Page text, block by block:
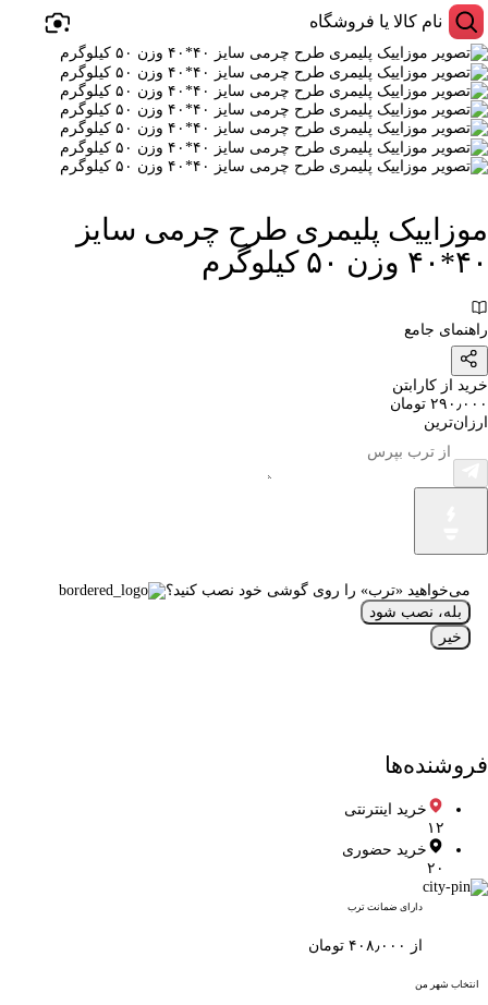
موزاییک پلیمری طرح چرمی سایز
۴۰*۴۰ وزن ۵۰ کیلوگرم
راهنمای جامع
خرید از کارابتن
۲۹۰٫۰۰۰ تومان
ارزان‌ترین
می‌خواهید «ترب» را روی گوشی خود نصب کنید؟
بله، نصب شود
خیر
فروشنده‌ها
خرید اینترنتی
۱۲
خرید حضوری
۲۰
دارای ضمانت ترب
از ۴۰۸٫۰۰۰ تومان
انتخاب شهر من